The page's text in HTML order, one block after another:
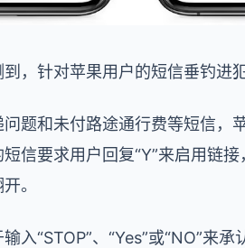
，针对苹果用户的短信垂钓进
题和未付路途通行费等短信
信要求用户回复“Y”来启用链
。
入“STOP”、“Yes”或“NO”来